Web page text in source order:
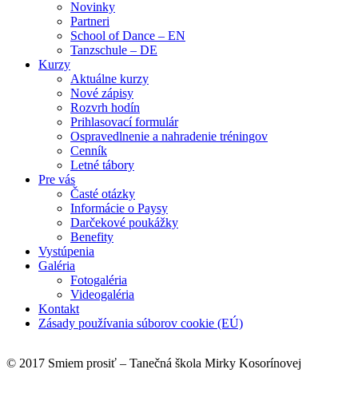
Novinky
Partneri
School of Dance – EN
Tanzschule – DE
Kurzy
Aktuálne kurzy
Nové zápisy
Rozvrh hodín
Prihlasovací formulár
Ospravedlnenie a nahradenie tréningov
Cenník
Letné tábory
Pre vás
Časté otázky
Informácie o Paysy
Darčekové poukážky
Benefity
Vystúpenia
Galéria
Fotogaléria
Videogaléria
Kontakt
Zásady používania súborov cookie (EÚ)
© 2017 Smiem prosiť – Tanečná škola Mirky Kosorínovej